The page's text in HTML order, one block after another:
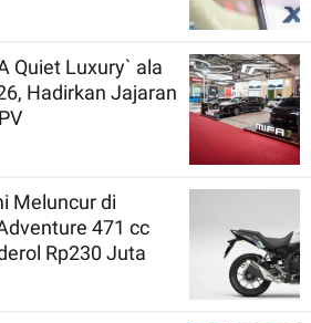
Quiet Luxury` ala
Hadirkan Jajaran
Meluncur di
471 cc
Rp230 Juta